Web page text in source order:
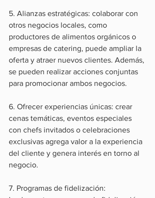
5. Alianzas estratégicas: colaborar con
otros negocios locales, como
productores de alimentos orgánicos o
empresas de catering, puede ampliar la
oferta y atraer nuevos clientes. Además,
se pueden realizar acciones conjuntas
para promocionar ambos negocios.
6. Ofrecer experiencias únicas: crear
cenas temáticas, eventos especiales
con chefs invitados o celebraciones
exclusivas agrega valor a la experiencia
del cliente y genera interés en torno al
negocio.
7. Programas de fidelización: